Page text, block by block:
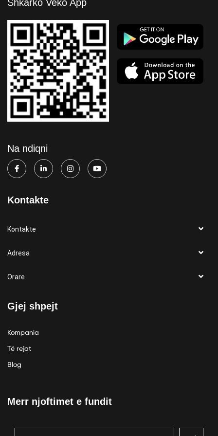
Shkarko Veko App
Na ndiqni
Kontakte
Kontakte
Adresa
Orare
Gjej shpejt
Kompania
Të rejat
Blog
Merr njoftimet e fundit